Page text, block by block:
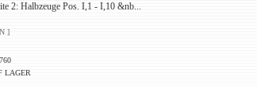
2: Halbzeuge Pos. I,1 - I,10 &nb...
]
LAGER